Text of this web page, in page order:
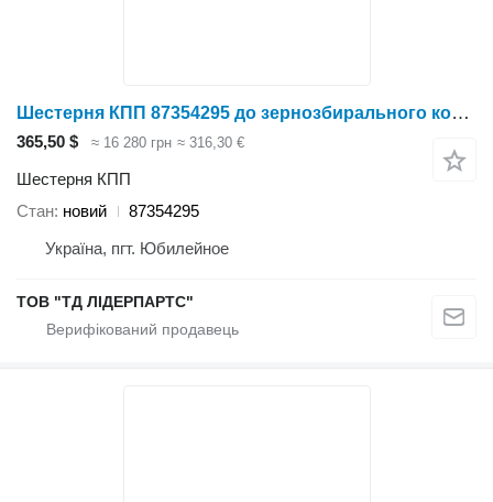
Шестерня КПП 87354295 до зернозбирального комбайна Case IH 5130,6140
365,50 $ ≈ 16 280 грн ≈ 316,30 €
Шестерня КПП
Стан новий
87354295
Україна, пгт. Юбилейное
ТОВ "ТД ЛІДЕРПАРТС"